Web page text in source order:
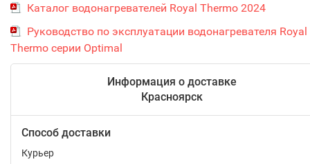
Каталог водонагревателей Royal Thermo 2024
Руководство по эксплуатации водонагревателя Royal
Thermo серии Optimal
Информация о доставке
Красноярск
Способ доставки
Курьер